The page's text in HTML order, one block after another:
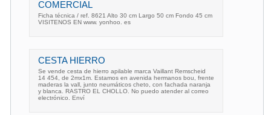
COMERCIAL
Ficha técnica / ref. 8621 Alto 30 cm Largo 50 cm Fondo 45 cm
VISITENOS EN www. yonhoo. es
CESTA HIERRO
Se vende cesta de hierro apilable marca Vaillant Remscheid
14 454, de 2mx1m. Estamos en avenida hermanos bou, frente
maderas la vall, junto neumáticos cheto, con fachada naranja
y blanca. RASTRO EL CHOLLO. No puedo atender al correo
electrónico. Enví